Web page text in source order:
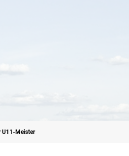
U11-Meister